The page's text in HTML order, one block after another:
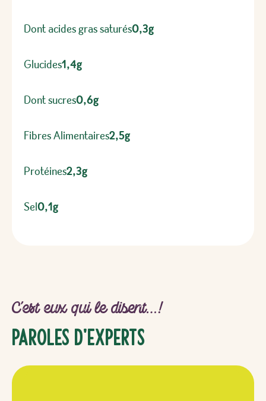
Dont acides gras saturés0,3g
Glucides1,4g
Dont sucres0,6g
Fibres Alimentaires2,5g
Protéines2,3g
Sel 0,1g
C’est eux qui le disent…!
Paroles d’experts